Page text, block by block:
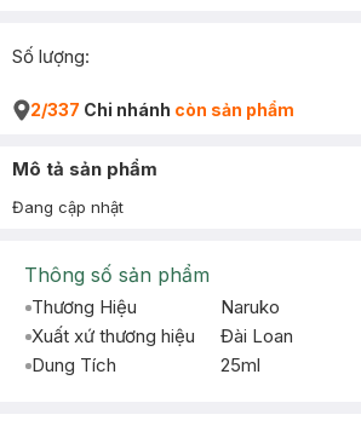
Số lượng:
2/337 Chi nhánh còn sản phẩm
Mô tả sản phẩm
Đang cập nhật
Thông số sản phẩm
Thương Hiệu
Naruko
Xuất xứ thương hiệu
Đài Loan
Dung Tích
25ml